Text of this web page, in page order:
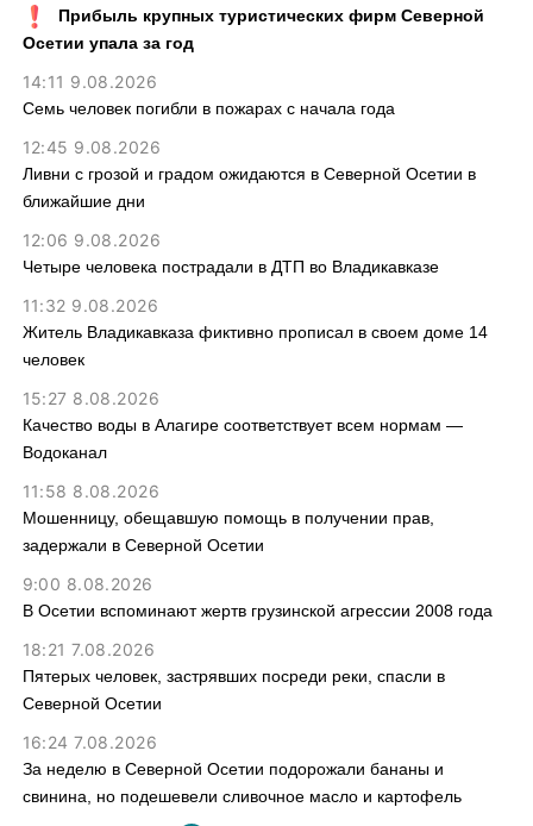
Прибыль крупных туристических фирм Северной
Осетии упала за год
14:11 9.08.2026
Семь человек погибли в пожарах с начала года
12:45 9.08.2026
Ливни с грозой и градом ожидаются в Северной Осетии в
ближайшие дни
12:06 9.08.2026
Четыре человека пострадали в ДТП во Владикавказе
11:32 9.08.2026
Житель Владикавказа фиктивно прописал в своем доме 14
человек
15:27 8.08.2026
Качество воды в Алагире соответствует всем нормам —
Водоканал
11:58 8.08.2026
Мошенницу, обещавшую помощь в получении прав,
задержали в Северной Осетии
9:00 8.08.2026
В Осетии вспоминают жертв грузинской агрессии 2008 года
18:21 7.08.2026
Пятерых человек, застрявших посреди реки, спасли в
Северной Осетии
16:24 7.08.2026
За неделю в Северной Осетии подорожали бананы и
свинина, но подешевели сливочное масло и картофель